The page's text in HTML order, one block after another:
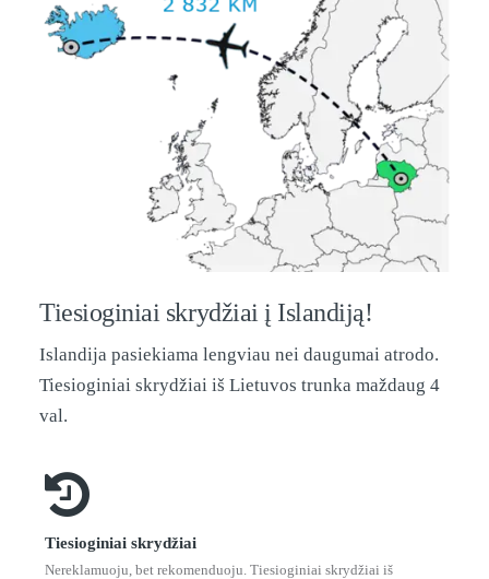
Tiesioginiai skrydžiai į Islandiją!
Islandija pasiekiama lengviau nei daugumai atrodo.
Tiesioginiai skrydžiai iš Lietuvos trunka maždaug 4
val.
Tiesioginiai skrydžiai
Nereklamuoju, bet rekomenduoju. Tiesioginiai skrydžiai iš